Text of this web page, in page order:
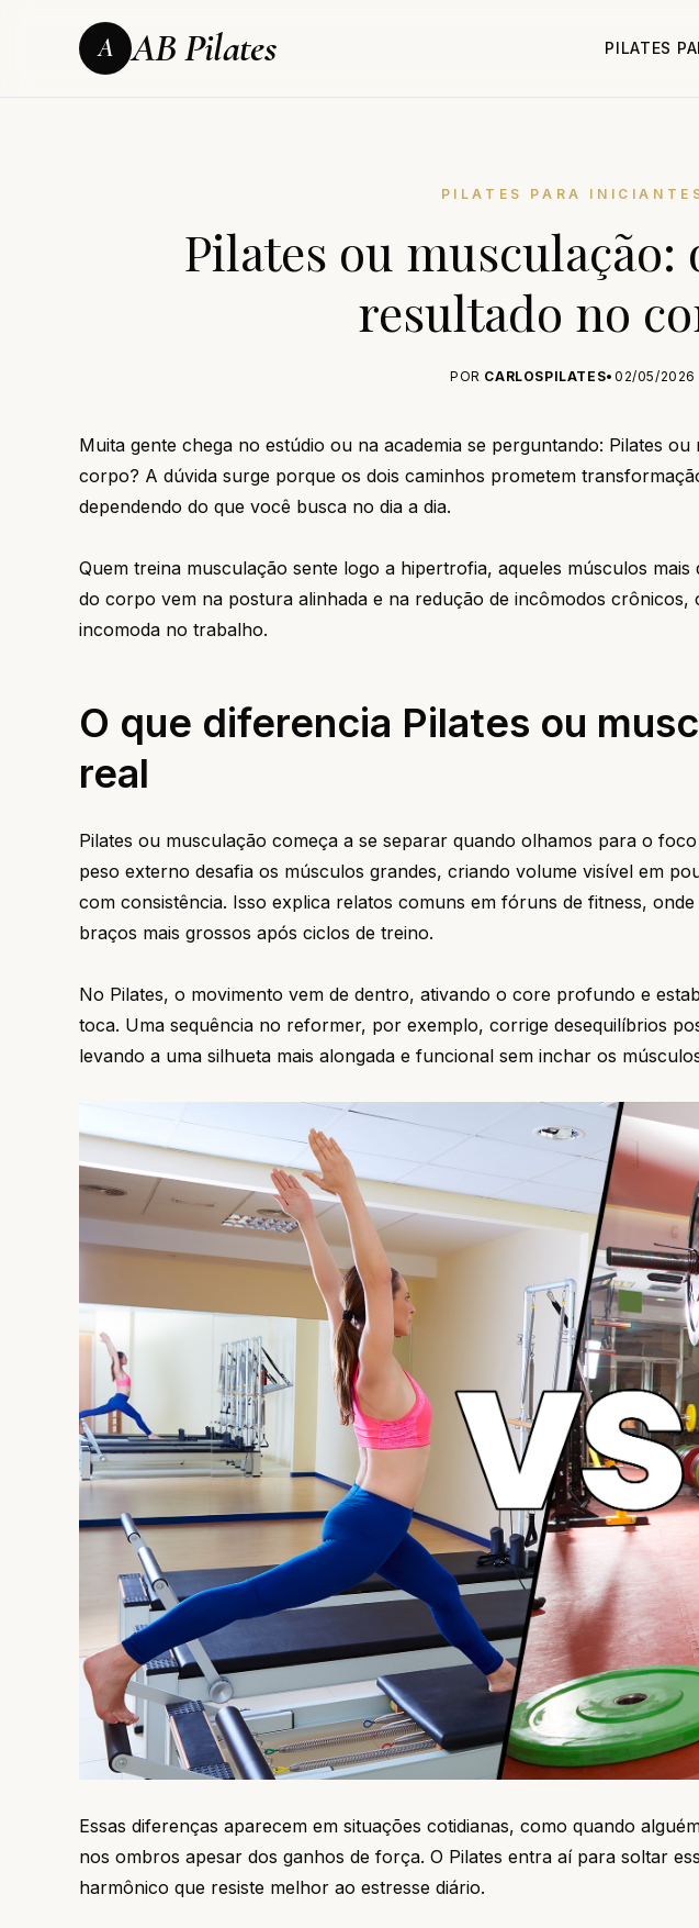
A AB Pilates PILATES
PILATES PARA
Pilates ou musculação:
resultado no
POR CARLOSPILATES• 02/05/2026
Muita gente chega no estúdio ou na academia se perguntando: Pilates
corpo? A dúvida surge porque os dois caminhos prometem
dependendo do que você busca no dia a dia.
Quem treina musculação sente logo a hipertrofia, aqueles músculos
do corpo vem na postura alinhada e na redução de incômodos crônicos,
incomoda no trabalho.
O que diferencia Pilates ou
real
Pilates ou musculação começa a se separar quando olhamos para o
peso externo desafia os músculos grandes, criando volume visível em
com consistência. Isso explica relatos comuns em fóruns de fitness,
braços mais grossos após ciclos de treino.
No Pilates, o movimento vem de dentro, ativando o core profundo e
toca. Uma sequência no reformer, por exemplo, corrige desequilíbrios
levando a uma silhueta mais alongada e funcional sem inchar os
Essas diferenças aparecem em situações cotidianas, como quando
nos ombros apesar dos ganhos de força. O Pilates entra aí para soltar
harmônico que resiste melhor ao estresse diário.